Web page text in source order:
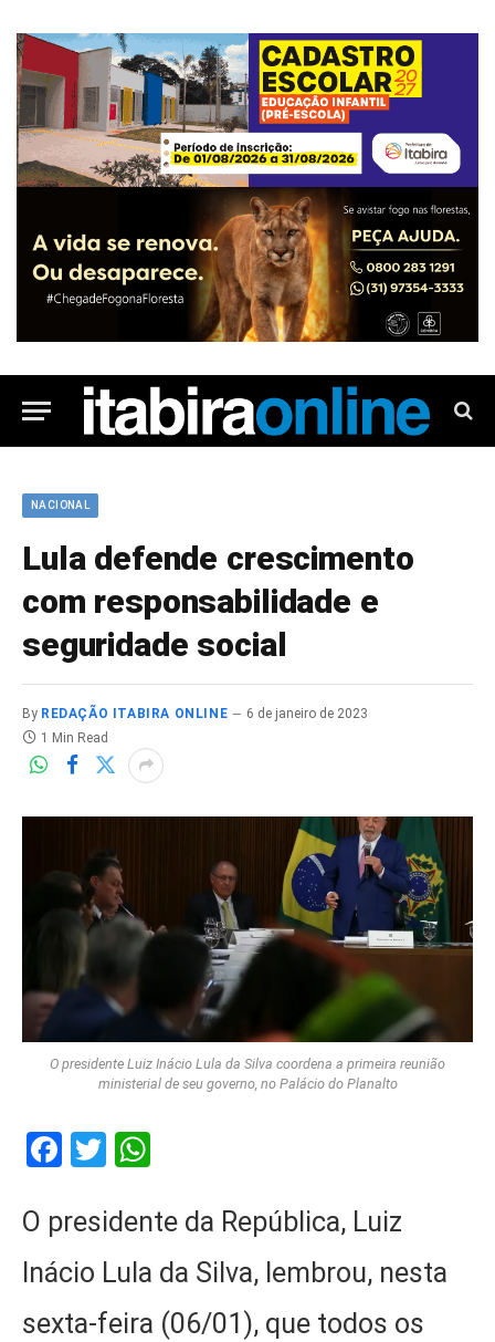
NACIONAL
Lula defende crescimento
com responsabilidade e
seguridade social
By REDAÇÃO ITABIRA ONLINE
6 de janeiro de 2023
1 Min Read
O presidente Luiz Inácio Lula da Silva coordena a primeira reunião
ministerial de seu governo, no Palácio do Planalto
Facebook
Twitter
O presidente da República, Luiz
Inácio Lula da Silva, lembrou, nesta
sexta-feira (06/01), que todos os